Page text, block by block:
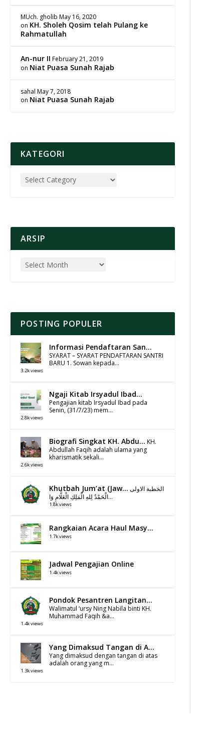
MUch. gholib May 16, 2020
on KH. Sholeh Qosim telah Pulang ke
Rahmatullah
An-nur II February 21, 2019
on Niat Puasa Sunah Rajab
sahal May 7, 2018
on Niat Puasa Sunah Rajab
KATEGORI
ARSIP
POSTING POPULER
Informasi Pendaftaran San...
SYARAT – SYARAT PENDAFTARAN SANTRI
BARU 1. Sowan kepada...
3.2k views
Ngaji Kitab Irsyadul Ibad...
Pengajian kitab Irsyadul Ibad pada
Senin, (31/7/23) mem...
2.8k views
Biografi Singkat KH. Abdu... KH.
Abdullah Faqih adalah ulama yang
kharismatik sekali...
2.6k views
Khutbah Jum’at (Jaw... الخطبة الاولى
الْحَمْدُ لِلهِ الْمَلِكِ الْعَلَّامِ وَا...
1.8k views
Rangkaian Acara Haul Masy...
1.7k views
Jadwal Pengajian Online
1.4k views
Pondok Pesantren Langitan...
Walimatul ‘ursy Ning Nabila binti KH.
Muhammad Faqih &a...
1.4k views
Yang Dimaksud Tangan di A...
Yang dimaksud dengan tangan di atas
adalah orang yang m...
1.3k views